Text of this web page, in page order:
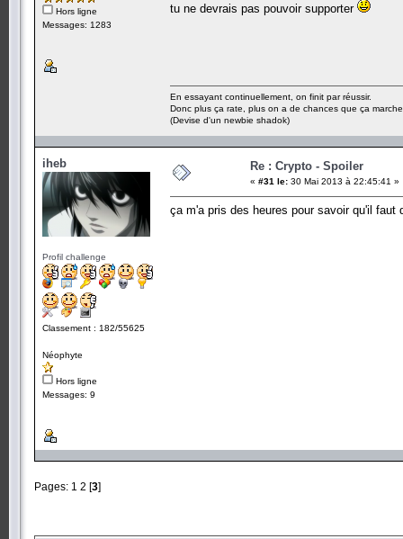
Hors ligne
Messages: 1283
tu ne devrais pas pouvoir supporter
En essayant continuellement, on finit par réussir.
Donc plus ça rate, plus on a de chances que ça
(Devise d'un newbie shadok)
iheb
Profil challenge
Classement : 182/55625
Néophyte
Hors ligne
Messages: 9
Re : Crypto - Spoiler
« #31 le: 30 Mai 2013 à 22:45:41 »
ça m'a pris des heures pour savoir qu'il
Pages: 1 2 [3]